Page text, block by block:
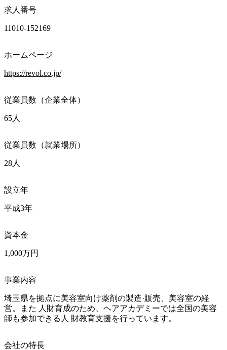
求人番号
11010-152169
ホームページ
https://revol.co.jp/
従業員数（企業全体）
65人
従業員数（就業場所）
28人
設立年
平成3年
資本金
1,000万円
事業内容
埼玉県を拠点に美容室向け薬剤の製造·販売、美容室の経
営。また 人財育成のため、ヘアアカデミーでは全国の美容
師も参加できる人 財教育支援を行っています。
会社の特長